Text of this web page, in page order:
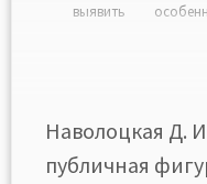
выявить
стороны, это
Наволоцкая Д.
публичная